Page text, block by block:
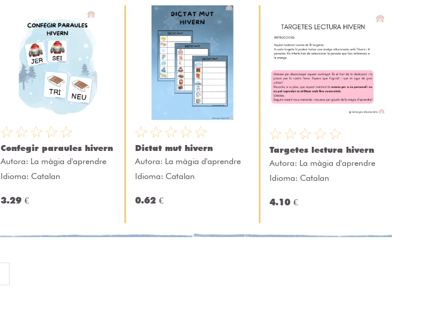
Confegir paraules hivern
Autora: La màgia d'aprendre
Idioma: Catalan
3.29 €
Dictat mut hivern
Autora: La màgia d'aprendre
Idioma: Catalan
0.62 €
Targetes lectura hivern
Autora: La màgia d'aprendre
Idioma: Catalan
4.10 €